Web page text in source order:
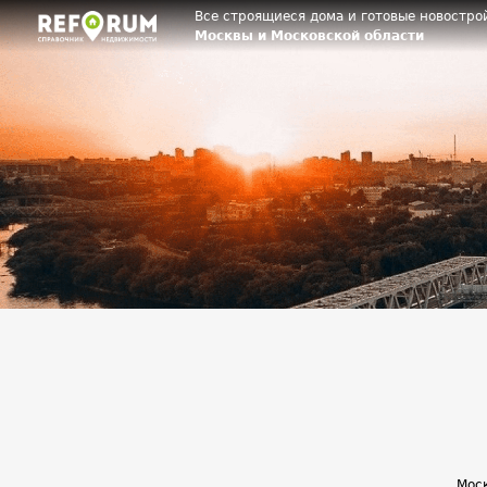
Все строящиеся дома и готовые
Москвы и Московской области